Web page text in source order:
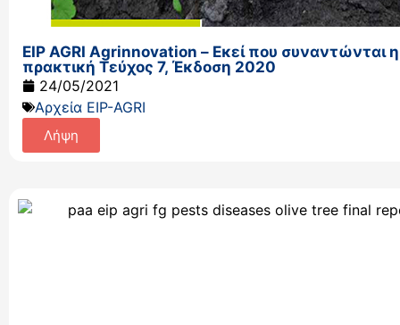
EIP AGRI Agrinnovation – Εκεί που συναντώνται
πρακτική Τεύχος 7, Έκδοση 2020
24/05/2021
Αρχεία EIP-AGRI
Λήψη